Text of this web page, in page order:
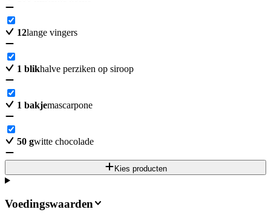
12lange vingers
1 blikhalve perziken op siroop
1 bakjemascarpone
50 gwitte chocolade
Kies producten
Voedingswaarden